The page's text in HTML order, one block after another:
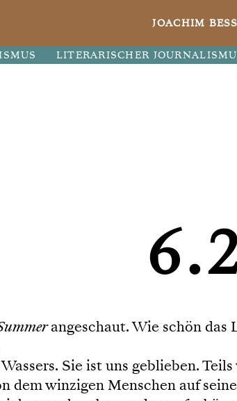
JOACHIM
LITERARISCHER
angeschaut. Wie schön das
Sie ist uns geblieben.
dem winzigen Menschen auf